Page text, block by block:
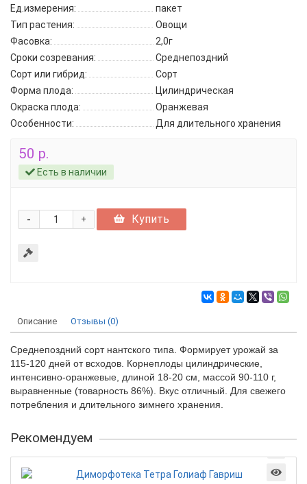
Ед.измерения:
пакет
Тип растения:
Овощи
Фасовка:
2,0г
Сроки созревания:
Среднепоздний
Сорт или гибрид:
Сорт
Форма плода:
Цилиндрическая
Окраска плода:
Оранжевая
Особенности:
Для длительного хранения
50 р.
Есть в наличии
+
- Купить
Описание Отзывы (0)
Среднепоздний сорт нантского типа. Формирует урожай за
115-120 дней от всходов. Корнеплоды цилиндрические,
интенсивно-оранжевые, длиной 18-20 см, массой 90-110 г,
выравненные (товарность 86%). Вкус отличный. Для свежего
потребления и длительного зимнего хранения.
Рекомендуем